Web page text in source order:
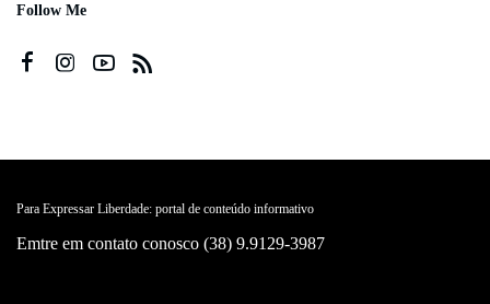
Follow Me
Para Expressar Liberdade: portal de conteúdo informativo
Emtre em contato conosco (38) 9.9129-3987